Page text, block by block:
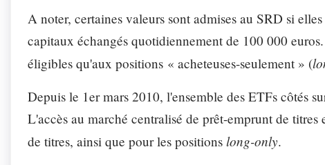
A noter, certaines valeurs sont admises au SRD si
capitaux échangés quotidiennement de 100 000
éligibles qu'aux positions « acheteuses-seulement » (
Depuis le 1er mars 2010, l'ensemble des ETFs côtés
L'accès au marché centralisé de prêt-emprunt de
de titres, ainsi que pour les positions long-only.